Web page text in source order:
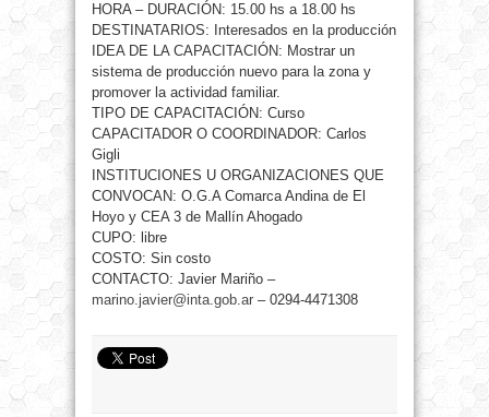
HORA – DURACIÓN: 15.00 hs a 18.00 hs
DESTINATARIOS: Interesados en la producción
IDEA DE LA CAPACITACIÓN: Mostrar un
sistema de producción nuevo para la zona y
promover la actividad familiar.
TIPO DE CAPACITACIÓN: Curso
CAPACITADOR O COORDINADOR: Carlos
Gigli
INSTITUCIONES U ORGANIZACIONES QUE
CONVOCAN: O.G.A Comarca Andina de El
Hoyo y CEA 3 de Mallín Ahogado
CUPO: libre
COSTO: Sin costo
CONTACTO: Javier Mariño –
marino.javier@inta.gob.ar – 0294-4471308